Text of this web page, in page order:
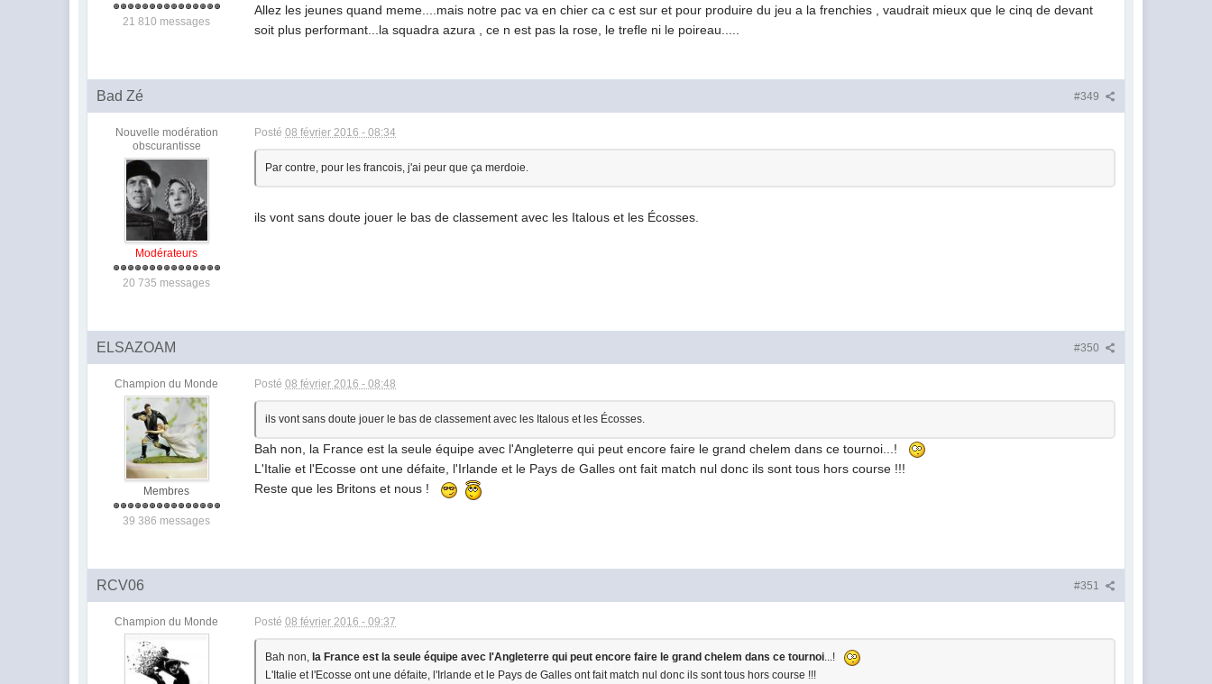
21 810 messages
Allez les jeunes quand meme....mais notre pac va en chier ca c est sur et pour produire du jeu a la frenchies , vaudrait mieux que le cinq de devant
soit plus performant...la squadra azura , ce n est pas la rose, le trefle ni le poireau.....
#349
Bad Zé
Nouvelle modération
obscurantisse
Modérateurs
20 735 messages
Posté08 février 2016 - 08:34
Par contre, pour les francois, j'ai peur que ça merdoie.
ils vont sans doute jouer le bas de classement avec les Italous et les Écosses.
#350
ELSAZOAM
Champion du Monde
Membres
39 386 messages
Posté08 février 2016 - 08:48
ils vont sans doute jouer le bas de classement avec les Italous et les Écosses.
Bah non, la France est la seule équipe avec l'Angleterre qui peut encore faire le grand chelem dans ce tournoi...!
L'Italie et l'Ecosse ont une défaite, l'Irlande et le Pays de Galles ont fait match nul donc ils sont tous hors course !!!
Reste que les Britons et nous !
#351
RCV06
Champion du Monde Posté08 février 2016 - 09:37
Bah non, la France est la seule équipe avec l'Angleterre qui peut encore faire le grand chelem dans ce tournoi...!
L'Italie et l'Ecosse ont une défaite, l'Irlande et le Pays de Galles ont fait match nul donc ils sont tous hors course !!!